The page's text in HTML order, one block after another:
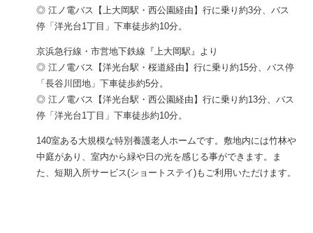
◎ 江ノ電バス【上大岡駅・西公園経由】行に乗り約3分、バス
停「洋光台1丁目」下車徒歩約10分。
京浜急行線・市営地下鉄線『上大岡駅』より
◎ 江ノ電バス【洋光台駅・桜道経由】行に乗り約15分、バス停
「長谷川団地」下車徒歩約5分。
◎ 江ノ電バス【洋光台駅・西公園経由】行に乗り約13分、バス
停「洋光台1丁目」下車徒歩約10分。
140室ある大規模な特別養護老人ホームです。敷地内には竹林や
中庭があり、室内から緑や日の光を感じる事ができます。ま
た、短期入所サービス(ショートステイ)もご利用いただけます。